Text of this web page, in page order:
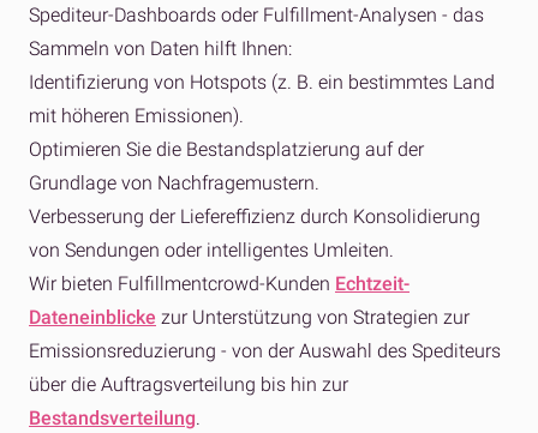
Spediteur-Dashboards oder Fulfillment-Analysen - das
Sammeln von Daten hilft Ihnen:
Identifizierung von Hotspots (z. B. ein bestimmtes Land
mit höheren Emissionen).
Optimieren Sie die Bestandsplatzierung auf der
Grundlage von Nachfragemustern.
Verbesserung der Liefereffizienz durch Konsolidierung
von Sendungen oder intelligentes Umleiten.
Wir bieten Fulfillmentcrowd-Kunden Echtzeit-
Dateneinblicke zur Unterstützung von Strategien zur
Emissionsreduzierung - von der Auswahl des Spediteurs
über die Auftragsverteilung bis hin zur
Bestandsverteilung.